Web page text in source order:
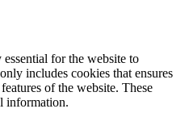
for the website to
includes cookies that ensures
of the website. These
information.